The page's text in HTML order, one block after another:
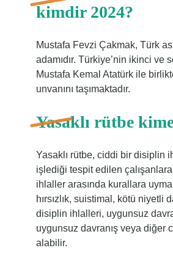
kimdir 2024?
Mustafa Fevzi Çakmak, Türk
adamıdır. Türkiye’nin ikinci ve
Mustafa Kemal Atatürk ile
unvanını taşımaktadır.
Yasaklı rütbe
Yasaklı rütbe, ciddi bir disiplin
işlediği tespit edilen
ihlaller arasında kurallara
hırsızlık, suistimal, kötü niyetli
disiplin ihlalleri, uygunsuz
uygunsuz davranış veya diğer
alabilir.